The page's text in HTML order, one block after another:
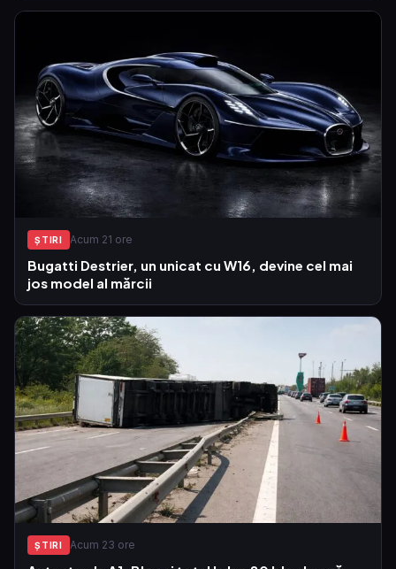
ŞTIRI Acum 21 ore
Bugatti Destrier, un unicat cu W16, devine cel mai
jos model al mărcii
ŞTIRI Acum 23 ore